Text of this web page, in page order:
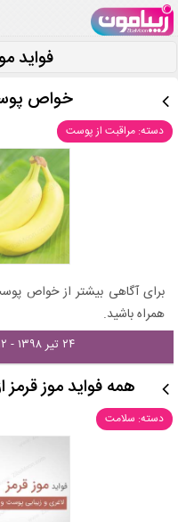
فواید
خواص
دسته: مراقبت از پوست
برای آگاهی بیشتر از خواص
همراه باشید.
۲۴ تیر ۱۳۹۸ - ۱۲:۱۲
همه فواید موز
دسته: سلامت